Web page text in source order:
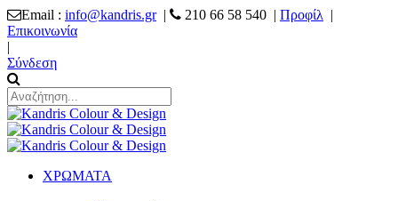
Email : info@kandris.gr| 210 66 58 540 | Προφίλ |
Επικοινωνία
|
Σύνδεση
ΧΡΩΜΑΤΑ